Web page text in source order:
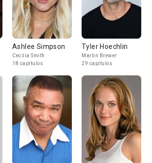
Ashlee Simpson
Cecilia Smith
18 capítulos
Tyler Hoechlin
Martin Brewer
29 capítulos